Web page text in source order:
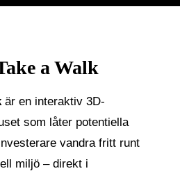
a Walk
är en interaktiv 3D-
som låter potentiella
vandra fritt runt
miljö – direkt i